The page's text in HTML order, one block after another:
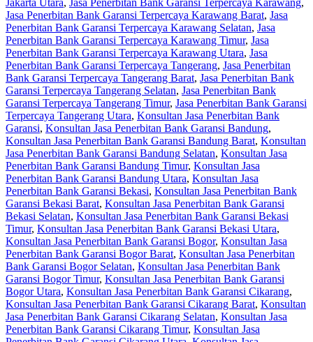
Jakarta Utara, Jasa Penerbitan Bank Garansi Terpercaya Karawang,
Jasa Penerbitan Bank Garansi Terpercaya Karawang Barat, Jasa
Penerbitan Bank Garansi Terpercaya Karawang Selatan, Jasa
Penerbitan Bank Garansi Terpercaya Karawang Timur, Jasa
Penerbitan Bank Garansi Terpercaya Karawang Utara, Jasa
Penerbitan Bank Garansi Terpercaya Tangerang, Jasa Penerbitan
Bank Garansi Terpercaya Tangerang Barat, Jasa Penerbitan Bank
Garansi Terpercaya Tangerang Selatan, Jasa Penerbitan Bank
Garansi Terpercaya Tangerang Timur, Jasa Penerbitan Bank Garansi
Terpercaya Tangerang Utara, Konsultan Jasa Penerbitan Bank
Garansi, Konsultan Jasa Penerbitan Bank Garansi Bandung,
Konsultan Jasa Penerbitan Bank Garansi Bandung Barat, Konsultan
Jasa Penerbitan Bank Garansi Bandung Selatan, Konsultan Jasa
Penerbitan Bank Garansi Bandung Timur, Konsultan Jasa
Penerbitan Bank Garansi Bandung Utara, Konsultan Jasa
Penerbitan Bank Garansi Bekasi, Konsultan Jasa Penerbitan Bank
Garansi Bekasi Barat, Konsultan Jasa Penerbitan Bank Garansi
Bekasi Selatan, Konsultan Jasa Penerbitan Bank Garansi Bekasi
Timur, Konsultan Jasa Penerbitan Bank Garansi Bekasi Utara,
Konsultan Jasa Penerbitan Bank Garansi Bogor, Konsultan Jasa
Penerbitan Bank Garansi Bogor Barat, Konsultan Jasa Penerbitan
Bank Garansi Bogor Selatan, Konsultan Jasa Penerbitan Bank
Garansi Bogor Timur, Konsultan Jasa Penerbitan Bank Garansi
Bogor Utara, Konsultan Jasa Penerbitan Bank Garansi Cikarang,
Konsultan Jasa Penerbitan Bank Garansi Cikarang Barat, Konsultan
Jasa Penerbitan Bank Garansi Cikarang Selatan, Konsultan Jasa
Penerbitan Bank Garansi Cikarang Timur, Konsultan Jasa